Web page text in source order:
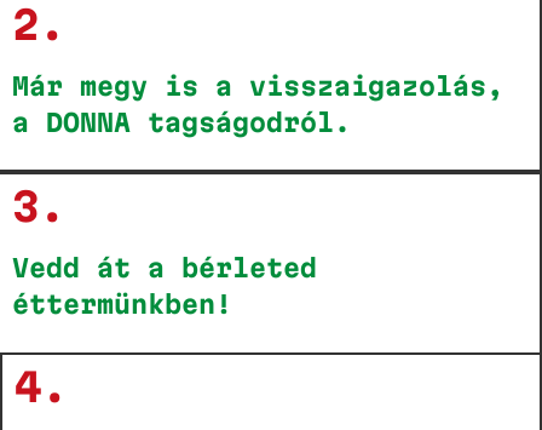
2.
Már megy is a visszaigazolás,
a DONNA tagságodról.
3.
Vedd át a bérleted
éttermünkben!
4.